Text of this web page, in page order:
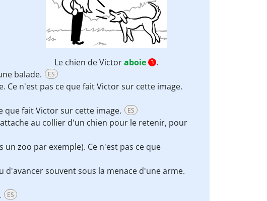
Le chien de Victoraboie 3 .
balade. ES
Ce n'est pas ce que fait Victor sur cette image.
que fait Victor sur cette image. ES
au collier d'un chien pour le retenir, pour
zoo par exemple). Ce n'est pas ce que
souvent sous la menace d'une arme.
ES